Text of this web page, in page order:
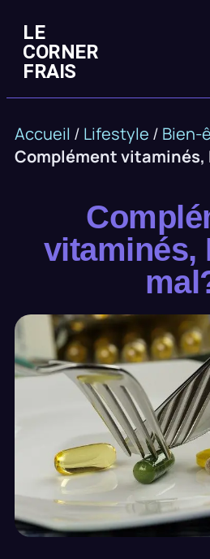
LE
CORNER
FRAIS
Accueil / Lifestyle / Bien-
Complément vitaminés,
vitaminés,